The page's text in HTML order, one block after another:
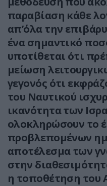
παραβίαση κάθε
απ’όλα την
ένα σημαντικό
υποτίθεται ότι
μείωση
γεγονός ότι
του Ναυτικού
ικανότητα των
ολοκληρώσουν το
προβλεπομένων
αποτέλεσμα των
στην
η τοποθέτηση του